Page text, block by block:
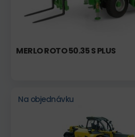
MERLO ROTO 50.35 S PLUS
Na objednávku